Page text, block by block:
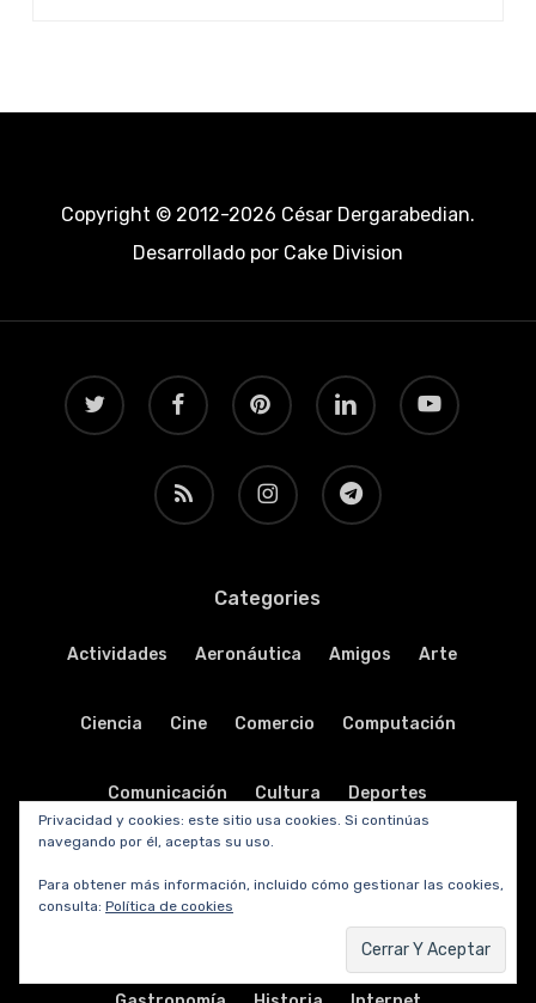
Copyright © 2012-2026 César Dergarabedian.
Desarrollado porCake Division
twitter facebook pinterest linkedin youtube
RSS instagram telegram
Categories
Actividades Aeronáutica Amigos Arte
Ciencia Cine Comercio Computación
Comunicación Cultura Deportes
Fotografía
Privacidad y cookies: este sitio usa cookies. Si continúas
navegando por él, aceptas su uso.
Para obtener más información, incluido cómo gestionar las cookies,
consulta: Política de cookies